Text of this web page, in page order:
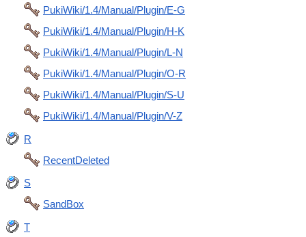
PukiWiki/1.4/Manual/Plugin/E-G
PukiWiki/1.4/Manual/Plugin/H-K
PukiWiki/1.4/Manual/Plugin/L-N
PukiWiki/1.4/Manual/Plugin/O-R
PukiWiki/1.4/Manual/Plugin/S-U
PukiWiki/1.4/Manual/Plugin/V-Z
R
RecentDeleted
S
SandBox
T